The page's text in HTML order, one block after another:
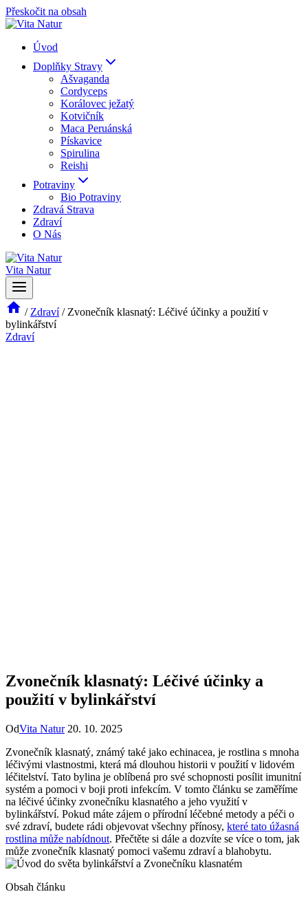
Přeskočit na obsah
Úvod
Doplňky Stravy
Ašvaganda
Cordyceps
Korálovec ježatý
Kotvičník
Maca Peruánská
Pískavice
Spirulina
Reishi
Potraviny
Bio Potraviny
Zdravá Strava
Zdraví
O Nás
Vita Natur
/ Zdraví / Zvonečník klasnatý: Léčivé účinky a použití v
bylinkářství
Zdraví
Zvonečník klasnatý: Léčivé účinky a
použití v bylinkářství
OdVita Natur 20. 10. 2025
Zvonečník klasnatý, známý také jako echinacea, je rostlina s mnoha
léčivými vlastnostmi, která má dlouhou historii v použití v lidovém
léčitelství. Tato bylina je oblíbená pro své schopnosti posílit imunitní
systém a pomoci v boji proti infekcím. V tomto článku se zaměříme
na léčivé účinky zvonečníku klasnatého a jeho využití v
bylinkářství. Pokud máte zájem o přírodní léčebné metody a péči o
své zdraví, budete rádi objevovat všechny přínosy, které tato úžasná
rostlina může nabídnout. Přečtěte si dále a dozvíte se více o tom, jak
může zvonečník klasnatý pomoci vašemu zdraví a blahobytu.
Obsah článku